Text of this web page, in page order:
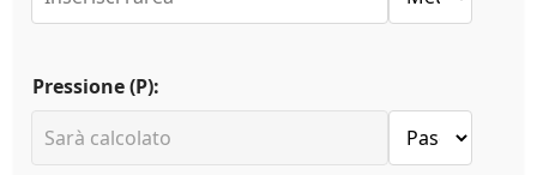
Pressione (P):